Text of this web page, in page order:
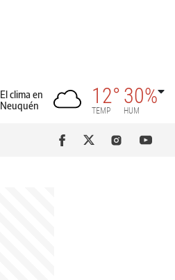
El clima en
Neuquén
12°
TEMP
30%
HUM